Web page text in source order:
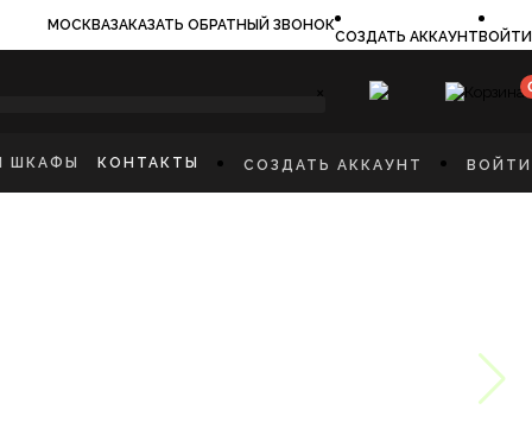
МОСКВАЗАКАЗАТЬ ОБРАТНЫЙ ЗВОНОК
СОЗДАТЬ АККАУНТВОЙТИ
×
ШКАФЫ КОНТАКТЫ СОЗДАТЬ АККАУНТ ВОЙТИ